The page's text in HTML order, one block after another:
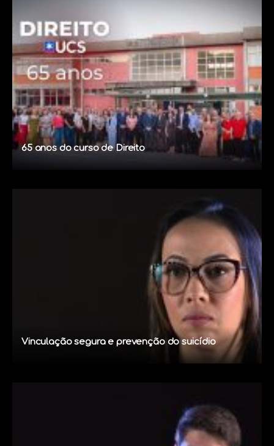
65 anos do curso de Direito
Vinculação segura e prevenção do suicídio